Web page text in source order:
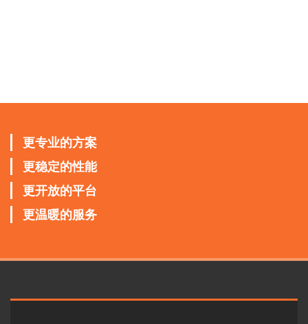
更专业的方案
更稳定的性能
更开放的平台
更温暖的服务